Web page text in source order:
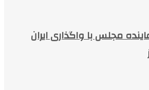
۱۴۰ نماینده مجلس با واگذاری ایران